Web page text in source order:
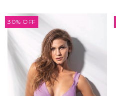
30% OFF